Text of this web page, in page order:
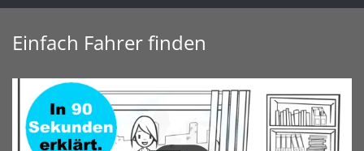
Einfach Fahrer finden